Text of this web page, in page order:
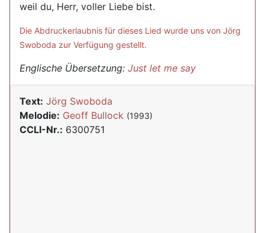
weil du, Herr, voller Liebe bist.
Die Abdruckerlaubnis für dieses Lied wurde uns von Jörg
Swoboda zur Verfügung gestellt.
Englische Übersetzung: Just let me say
Text: Jörg Swoboda
Melodie: Geoff Bullock (1993)
CCLI-Nr.: 6300751